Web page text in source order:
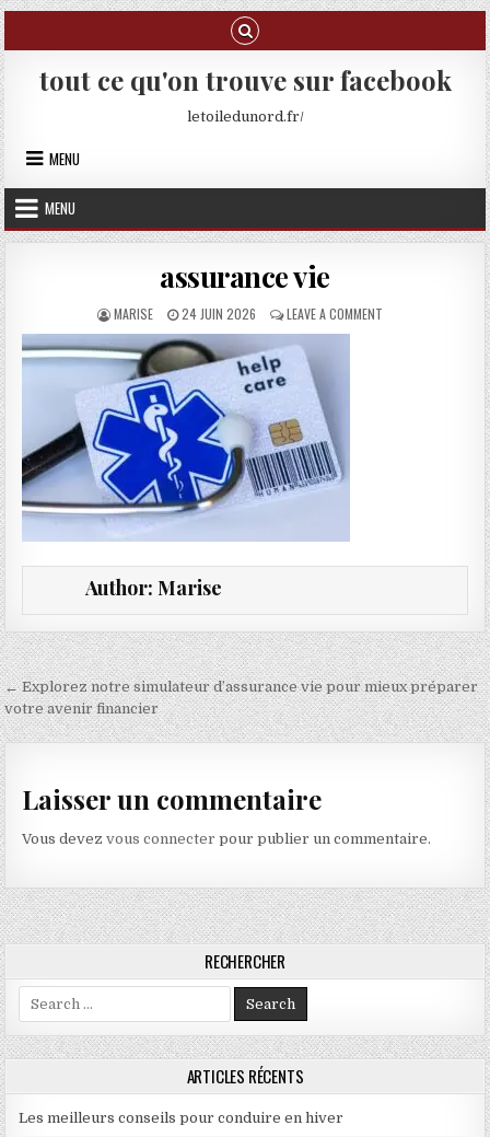
Skip to content
tout ce qu'on trouve sur facebook
letoiledunord.fr/
MENU
MENU
assurance vie
AUTHOR:
MARISE PUBLISHED DATE:
24 JUIN 2026 LEAVE A COMMENTON ASSURANCE VIE
Author: Marise
Navigation de l’article
← Explorez notre simulateur d’assurance vie pour mieux préparer
votre avenir financier
Laisser un commentaire
Vous devezvous connecter pour publier un commentaire.
RECHERCHER
Search for:
ARTICLES RÉCENTS
Les meilleurs conseils pour conduire en hiver